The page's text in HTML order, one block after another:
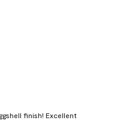
finish! Excellent